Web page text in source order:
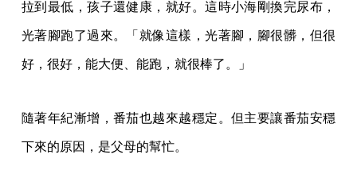
拉到最低，孩子還健康，就好。這時小海剛換完尿布，
光著腳跑了過來。「就像這樣，光著腳，腳很髒，但很
好，很好，能大便、能跑，就很棒了。」
隨著年紀漸增，番茄也越來越穩定。但主要讓番茄安穩
下來的原因，是父母的幫忙。